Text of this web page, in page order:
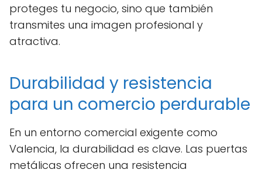
proteges tu negocio, sino que también
transmites una imagen profesional y
atractiva.
Durabilidad y resistencia
para un comercio perdurable
En un entorno comercial exigente como
Valencia, la durabilidad es clave. Las puertas
metálicas ofrecen una resistencia